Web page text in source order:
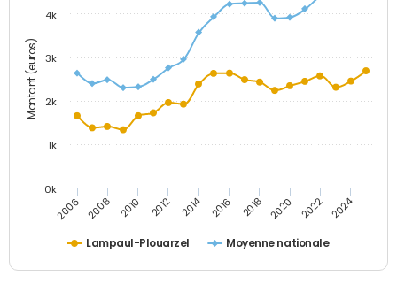
Montant (euros)
Lampaul-Plouarzel Moyenne nationale
2006 2008 2010 2012 2014 2016 2018 2020 2022 2024
0k
1k
2k
3k
4k